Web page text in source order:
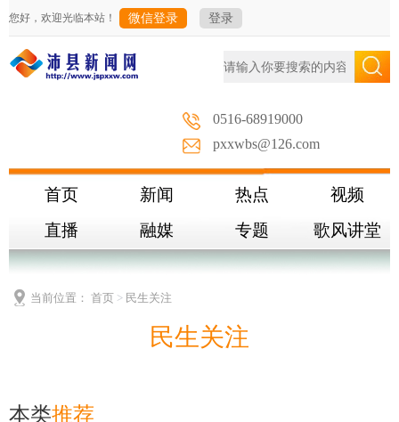
您好，欢迎光临本站！ 微信登录 登录
0516-68919000
pxxwbs@126.com
首页 新闻 热点
视频
直播
融媒 专题 歌风讲堂
当前位置： 首页 > 民生关注
民生关注
本类推荐